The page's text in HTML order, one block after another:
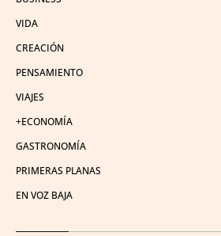
VIDA
CREACIÓN
PENSAMIENTO
VIAJES
+ECONOMÍA
GASTRONOMÍA
PRIMERAS PLANAS
EN VOZ BAJA